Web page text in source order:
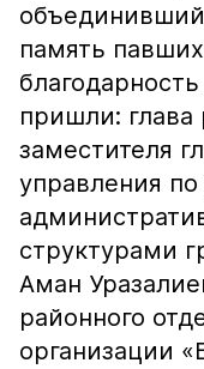
память
пришли: глава
заместителя
управления по
структурами
Аман
районного
организации